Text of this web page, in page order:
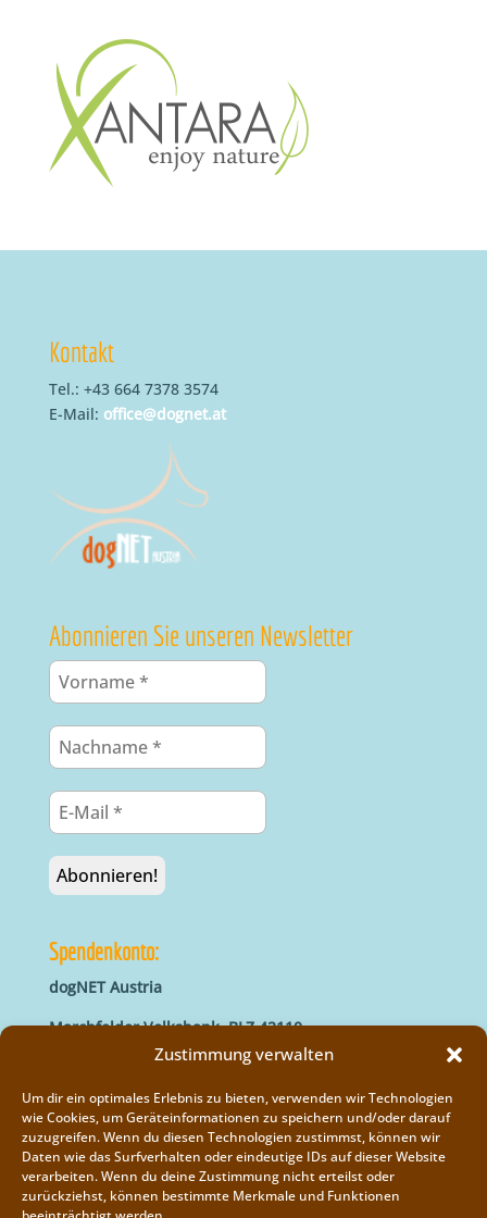
Zustimmung verwalten
Um dir ein optimales Erlebnis zu bieten, verwenden wir Technologien
wie Cookies, um Geräteinformationen zu speichern und/oder darauf
zuzugreifen. Wenn du diesen Technologien zustimmst, können wir
Daten wie das Surfverhalten oder eindeutige IDs auf dieser Website
verarbeiten. Wenn du deine Zustimmung nicht erteilst oder
zurückziehst, können bestimmte Merkmale und Funktionen
Kontakt
Tel.: +43 664 7378 3574
E-Mail: office@dognet.at
Abonnieren Sie unseren Newsletter
Spendenkonto:
dogNET Austria
Marchfelder Volksbank, BLZ 42110
IBAN: AT66 4211 0421 5000 0000